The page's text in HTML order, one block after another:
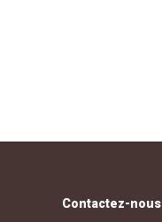
Contactez-nous